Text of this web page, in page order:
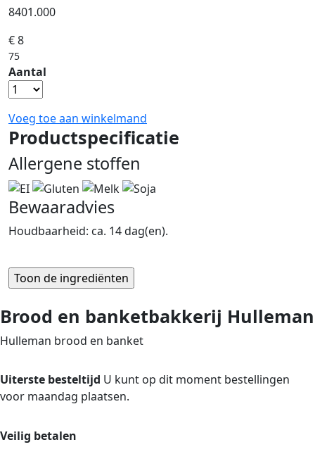
8401.000
€ 8
75
Aantal
Voeg toe aan winkelmand
Productspecificatie
Allergene stoffen
Bewaaradvies
Houdbaarheid: ca. 14 dag(en).
Brood en banketbakkerij Hulleman
Hulleman brood en banket
Uiterste besteltijd U kunt op dit moment bestellingen
voor maandag plaatsen.
Veilig betalen